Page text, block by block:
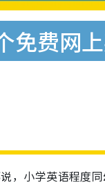
免费网
，小学英语程度